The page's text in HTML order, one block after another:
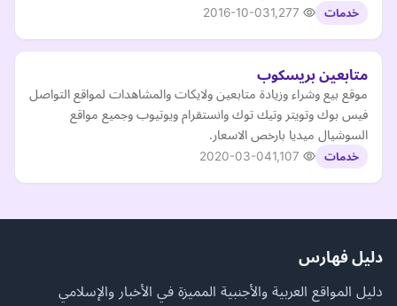
خدمات 2016-10-03
متابعين بريسكوب
موقع بيع وشراء وزيادة متابعين ولايكات والمشاهدات لمواقع التواصل
فيس بوك وتويتر وتيك توك وانستقرام ويوتيوب وجميع مواقع
السوشيال ميديا بارخص الاسعار.
خدمات 2020-03-04
دليل فهارس
دليل المواقع العربية والأجنبية المميزة في الأخبار والإسلامي